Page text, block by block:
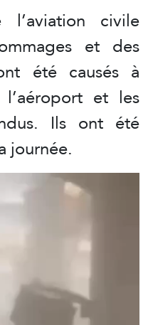
civile
et des
été causés à
et les
Ils ont été
journée.